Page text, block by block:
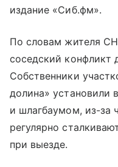
издание «Сиб.фм».
По словам жителя
соседский конфликт
Собственники
долина» установили
и шлагбаумом, из-за
регулярно
при выезде.